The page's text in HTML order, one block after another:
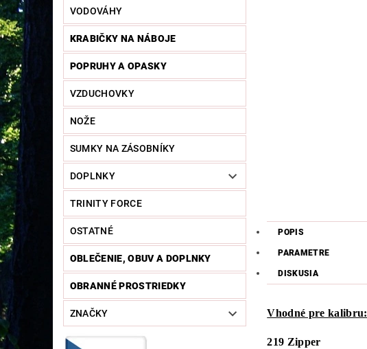
VODOVÁHY
KRABIČKY NA NÁBOJE
POPRUHY A OPASKY
VZDUCHOVKY
NOŽE
SUMKY NA ZÁSOBNÍKY
DOPLNKY
TRINITY FORCE
OSTATNÉ
OBLEČENIE, OBUV A DOPLNKY
OBRANNÉ PROSTRIEDKY
ZNAČKY
POPIS
PARAMETRE
DISKUSIA
Vhodné pre kalibru:
219 Zipper